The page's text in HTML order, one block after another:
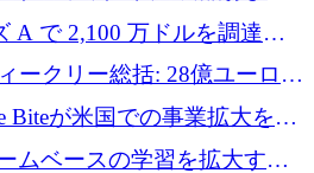
ーのイノベーションを支援
の初回クローズ額が 1 億ドル
A で 2,100 万ドルを調達、
界の最前線の労働者に提供
ークリー総括: 28億ユーロの
ライト
Biteが米国での事業拡大を加
万ユーロを調達
ムベースの学習を拡大する